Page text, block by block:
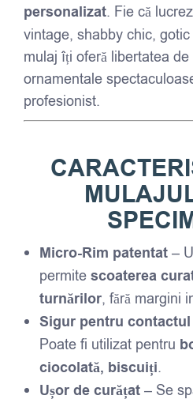
personalizat. Fie că
vintage, shabby chic,
mulaj îți oferă libertatea
ornamentale
profesionist.
Micro-Rim patentat –
permite scoaterea
turnărilor, fără margini
Sigur pentru
Poate fi utilizat pentru
ciocolată, biscuiți.
Ușor de curățat – Se